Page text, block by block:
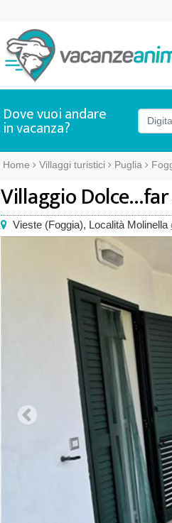
Dove vuoi andare
in vacanza?
Home Villaggi turistici Puglia
Villaggio
Vieste (Foggia), Località Molinella